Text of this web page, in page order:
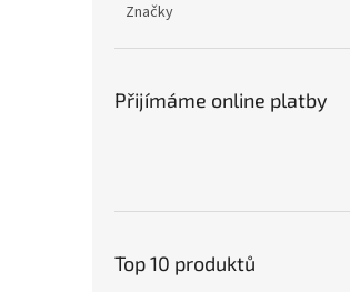
Značky
Přijímáme online platby
Top 10 produktů